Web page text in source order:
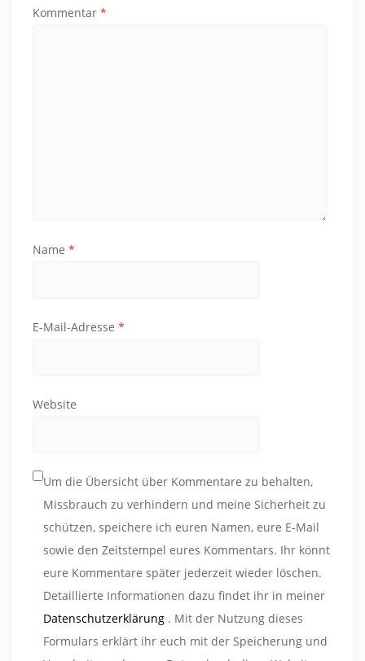
Kommentar *
Name *
E-Mail-Adresse *
Website
Um die Übersicht über Kommentare zu behalten,
Missbrauch zu verhindern und meine Sicherheit zu
schützen, speichere ich euren Namen, eure E-Mail
sowie den Zeitstempel eures Kommentars. Ihr könnt
eure Kommentare später jederzeit wieder löschen.
Detaillierte Informationen dazu findet ihr in meiner
Datenschutzerklärung . Mit der Nutzung dieses
Formulars erklärt ihr euch mit der Speicherung und